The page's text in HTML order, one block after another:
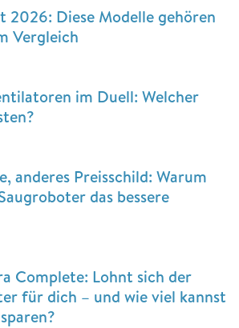
2026: Diese Modelle gehören
Vergleich
im Duell: Welcher
anderes Preisschild: Warum
das bessere
Complete: Lohnt sich der
für dich – und wie viel kannst